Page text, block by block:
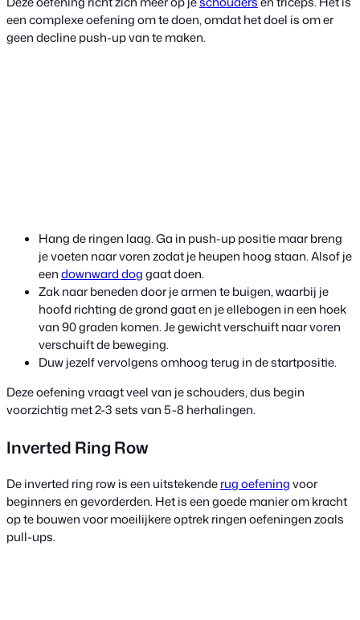
een complexe oefening om te doen, omdat het doel is om er
geen decline push-up van te maken.
Hang de ringen laag. Ga in push-up positie maar breng
je voeten naar voren zodat je heupen hoog staan. Alsof je
eendownward doggaat doen.
Zak naar beneden door je armen te buigen, waarbij je
hoofd richting de grond gaat en je ellebogen in een hoek
van 90 graden komen. Je gewicht verschuift naar voren
verschuift de beweging.
Duw jezelf vervolgens omhoog terug in de startpositie.
Deze oefening vraagt veel van je schouders, dus begin
voorzichtig met 2-3 sets van 5-8 herhalingen.
Inverted Ring Row
De inverted ring row is een uitstekenderug oefeningvoor
beginners en gevorderden. Het is een goede manier om kracht
op te bouwen voor moeilijkere optrek ringen oefeningen zoals
pull-ups.